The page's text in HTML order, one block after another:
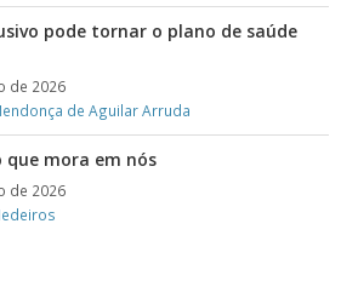
pode tornar o plano de saúde
de 2026
de Aguilar Arruda
que mora em nós
de 2026